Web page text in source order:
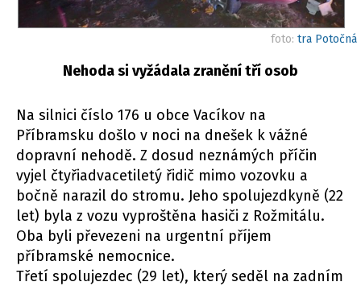
foto: tra Potočná
Nehoda si vyžádala zranění tří osob
Na silnici číslo 176 u obce Vacíkov na
Příbramsku došlo v noci na dnešek k vážné
dopravní nehodě. Z dosud neznámých příčin
vyjel čtyřiadvacetiletý řidič mimo vozovku a
bočně narazil do stromu. Jeho spolujezdkyně (22
let) byla z vozu vyproštěna hasiči z Rožmitálu.
Oba byli převezeni na urgentní příjem
příbramské nemocnice.
Třetí spolujezdec (29 let), který seděl na zadním